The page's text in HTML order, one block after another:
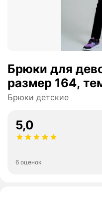
Брюки для
размер 164,
Брюки детские
5,0
6 оценок